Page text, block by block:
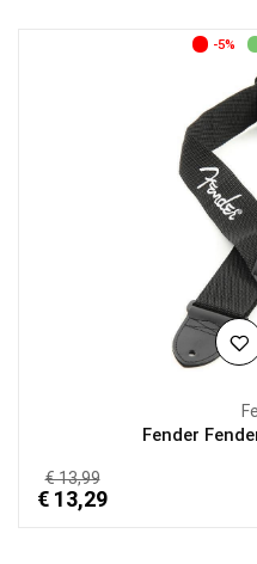
-5%
Fender
€ 13,99
€ 13,29